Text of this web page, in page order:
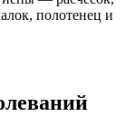
полотенец и